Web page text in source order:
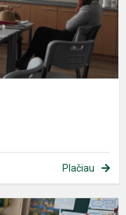
Plačiau